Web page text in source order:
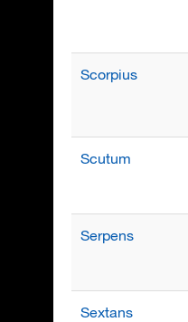
Scorpius
Scutum
Serpens
Sextans